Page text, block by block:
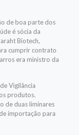
de boa parte dos
é sócia da
Biotech,
cumprir contrato
era ministro da
Vigilância
produtos.
de duas liminares
importação para